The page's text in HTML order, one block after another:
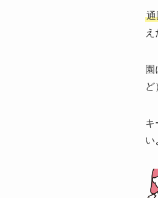
通
園
ど
キ
い